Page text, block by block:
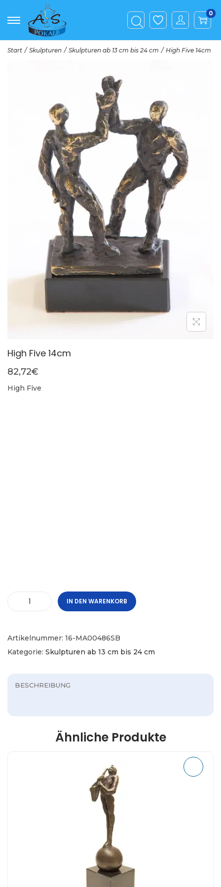
0
Start / Skulpturen / Skulpturen ab 13 cm bis 24 cm / High Five 14cm
High Five 14cm
82,72€
High Five
IN DEN WARENKORB
Artikelnummer: 16-MA00486SB
Kategorie: Skulpturen ab 13 cm bis 24 cm
BESCHREIBUNG
Ähnliche Produkte